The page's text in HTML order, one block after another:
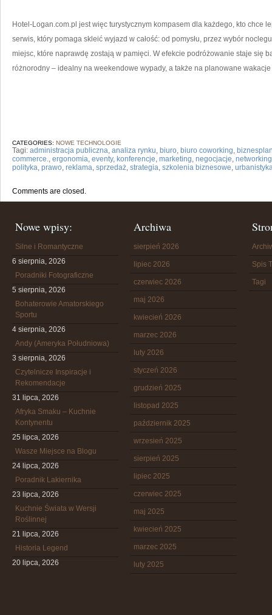
Hotel-Logan.com.pl jest więc turystycznym kompasem dla każdego, kto chce
serwis, który pomaga skleić wyjazd w całość: od pomysłu, przez wybór
miejsc, które naprawdę zostają w pamięci. W efekcie podróżowanie staje się
różnorodny – idealny na weekendowe wypady, a także na planowane
CATEGORIES: NOWE TECHNOLOGIE
Tagi: administracja publiczna, analiza rynku, biuro, biuro coworking,
commerce., ergonomia, eventy, konferencje, marketing, negocjacje, networking
polityka, prawo, reklama, sprzedaż, strategia, szkolenia biznesowe,
Comments are closed.
Nowe wpisy:
Silne i Romantyczne
6 sierpnia, 2026
Poradniki Fotograficzne
5 sierpnia, 2026
Bohaterowie Amatorskiego
Sportu
4 sierpnia, 2026
Andy (Ameryka Południowa)
3 sierpnia, 2026
Czytelnicze Inspiracje i
Rekomendacje
31 lipca, 2026
Afryka Smaku – Kuchnie
Kontynentu
25 lipca, 2026
Wasze Miejsce na Blogu
24 lipca, 2026
Poradnik Lakiernika
23 lipca, 2026
Kuchnie Świata w Wersji
Roślinnej
21 lipca, 2026
Historia Legend
20 lipca, 2026
Archiwa
sierpień 2026
lipiec 2026
czerwiec 2026
maj 2026
kwiecień 2026
marzec 2026
luty 2026
styczeń 2026
grudzień 2025
listopad 2025
październik 2025
wrzesień 2025
sierpień 2025
lipiec 2025
czerwiec 2025
maj 2025
kwiecień 2025
marzec 2025
luty 2025
Spis
Tagi